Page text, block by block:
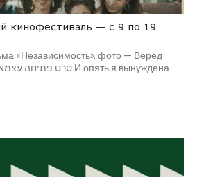
кинофестиваль — с 9 по 19
«Независимость», фото — Веред